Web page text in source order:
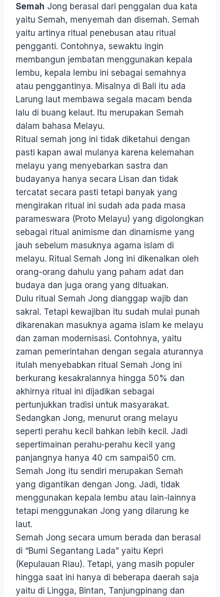
Semah Jong berasal dari penggalan dua kata
yaitu Semah, menyemah dan disemah. Semah
yaitu artinya ritual penebusan atau ritual
pengganti. Contohnya, sewaktu ingin
membangun jembatan menggunakan kepala
lembu, kepala lembu ini sebagai semahnya
atau penggantinya. Misalnya di Bali itu ada
Larung laut membawa segala macam benda
lalu di buang kelaut. Itu merupakan Semah
dalam bahasa Melayu.
Ritual semah jong ini tidak diketahui dengan
pasti kapan awal mulanya karena kelemahan
melayu yang menyebarkan sastra dan
budayanya hanya secara Lisan dan tidak
tercatat secara pasti tetapi banyak yang
mengirakan ritual ini sudah ada pada masa
parameswara (Proto Melayu) yang digolongkan
sebagai ritual animisme dan dinamisme yang
jauh sebelum masuknya agama islam di
melayu. Ritual Semah Jong ini dikenalkan oleh
orang-orang dahulu yang paham adat dan
budaya dan juga orang yang dituakan.
Dulu ritual Semah Jong dianggap wajib dan
sakral. Tetapi kewajiban itu sudah mulai punah
dikarenakan masuknya agama islam ke melayu
dan zaman modernisasi. Contohnya, yaitu
zaman pemerintahan dengan segala aturannya
itulah menyebabkan ritual Semah Jong ini
berkurang kesakralannya hingga 50% dan
akhirnya ritual ini dijadikan sebagai
pertunjukkan tradisi untuk masyarakat.
Sedangkan Jong, menurut orang melayu
seperti perahu kecil bahkan lebih kecil. Jadi
sepertimainan perahu-perahu kecil yang
panjangnya hanya 40 cm sampai50 cm.
Semah Jong itu sendiri merupakan Semah
yang digantikan dengan Jong. Jadi, tidak
menggunakan kepala lembu atau lain-lainnya
tetapi menggunakan Jong yang dilarung ke
laut.
Semah Jong secara umum berada dan berasal
di “Bumi Segantang Lada” yaitu Kepri
(Kepulauan Riau). Tetapi, yang masih populer
hingga saat ini hanya di beberapa daerah saja
yaitu di Lingga, Bintan, Tanjungpinang dan